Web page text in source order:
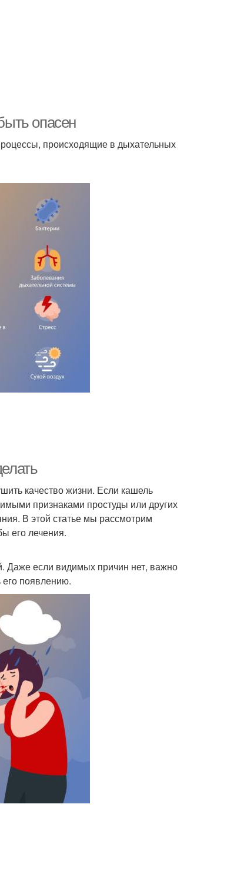
опасен
происходящие в дыхательных
качество жизни. Если кашель
признаками простуды или других
В этой статье мы рассмотрим
его лечения.
Даже если видимых причин нет, важно
его появлению.